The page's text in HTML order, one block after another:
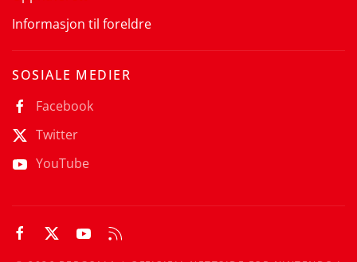
Informasjon til foreldre
SOSIALE MEDIER
Facebook
Twitter
YouTube